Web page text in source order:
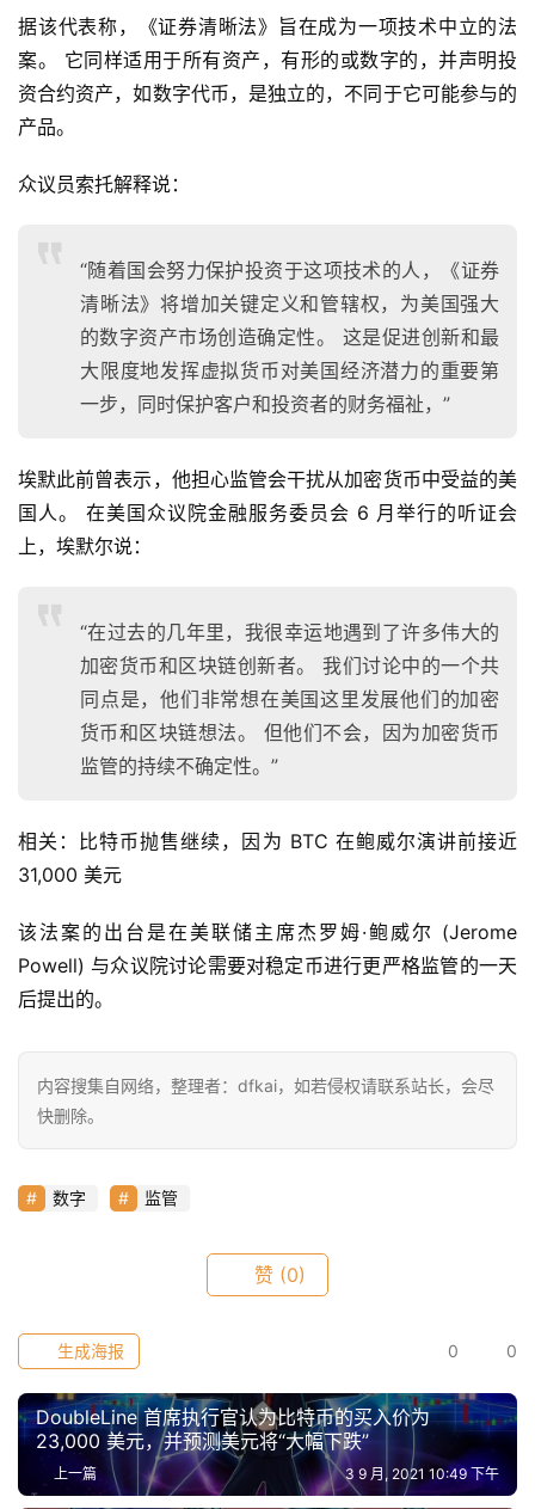
首
页
h
9
9
9
指
数
常
用
工
具
推
据该代表称，《证券清晰法》旨在成为一项技术中立的法
案。 它同样适用于所有资产，有形的或数字的，并声明投
资合约资产，如数字代币，是独立的，不同于它可能参与的
产品。
众议员索托解释说：
“随着国会努力保护投资于这项技术的人，《证券
清晰法》将增加关键定义和管辖权，为美国强大
的数字资产市场创造确定性。 这是促进创新和最
大限度地发挥虚拟货币对美国经济潜力的重要第
一步，同时保护客户和投资者的财务福祉，”
埃默此前曾表示，他担心监管会干扰从加密货币中受益的美
国人。 在美国众议院金融服务委员会 6 月举行的听证会
上，埃默尔说：
“在过去的几年里，我很幸运地遇到了许多伟大的
加密货币和区块链创新者。 我们讨论中的一个共
同点是，他们非常想在美国这里发展他们的加密
货币和区块链想法。 但他们不会，因为加密货币
监管的持续不确定性。”
相关：比特币抛售继续，因为 BTC 在鲍威尔演讲前接近
31,000 美元
该法案的出台是在美联储主席杰罗姆·鲍威尔 (Jerome
Powell) 与众议院讨论需要对稳定币进行更严格监管的一天
后提出的。
内容搜集自网络，整理者：dfkai，如若侵权请联系站长，会尽
快删除。
数字 监管
赞 (0)
0 0
生成海报
DoubleLine 首席执行官认为比特币的买入价为
23,000 美元，并预测美元将“大幅下跌”
上一篇 3 9 月, 2021 10:49 下午